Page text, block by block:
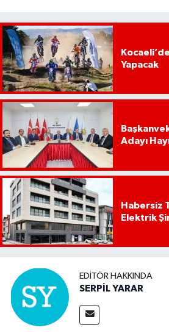
Yapacak
Adayı
Habersiz
Elektrik
EDITÖR HAKKINDA
SERPİL YARAR